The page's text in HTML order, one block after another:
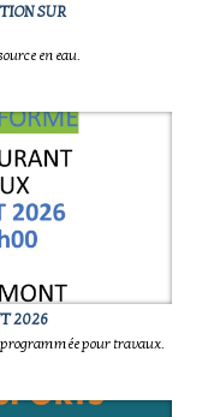
SUR
en eau.
2026
programmée pour travaux.